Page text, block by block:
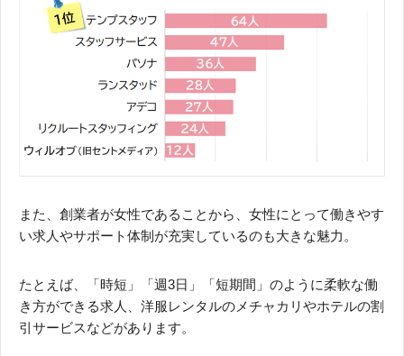
また、創業者が女性であることから、女性にとって働きやす
い求人やサポート体制が充実しているのも大きな魅力。
たとえば、「時短」「週3日」「短期間」のように柔軟な働
き方ができる求人、洋服レンタルのメチャカリやホテルの割
引サービスなどがあります。